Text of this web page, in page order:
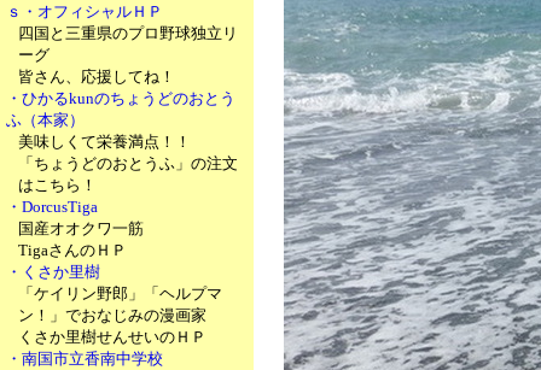
ｓ・オフィシャルＨＰ
四国と三重県のプロ野球独立リ
ーグ
皆さん、応援してね！
・ひかるkunのちょうどのおとう
ふ（本家）
美味しくて栄養満点！！
「ちょうどのおとうふ」の注文
はこちら！
・DorcusTiga
国産オオクワ一筋
TigaさんのＨＰ
・くさか里樹
「ケイリン野郎」「ヘルプマ
ン！」でおなじみの漫画家
くさか里樹せんせいのＨＰ
・南国市立香南中学校